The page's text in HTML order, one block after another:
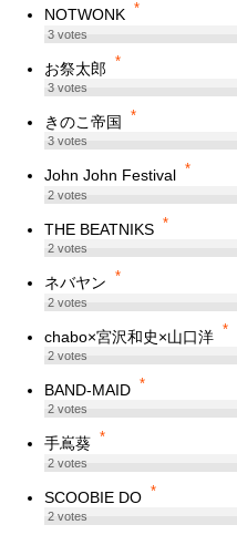
NOTWONK *
3votes
お祭太郎 *
3votes
きのこ帝国 *
3votes
John John Festival *
2votes
THE BEATNIKS *
2votes
ネバヤン *
2votes
chabo×宮沢和史×山口洋 *
2votes
BAND-MAID *
2votes
手嶌葵 *
2votes
SCOOBIE DO *
2votes